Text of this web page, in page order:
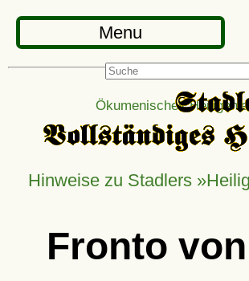
Menu
Hinweise zu Stadlers
Fronto von
Ökumenisches